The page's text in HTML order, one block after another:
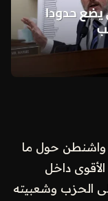
واشنطن حول ما
داخل
الحزب وشعبيته